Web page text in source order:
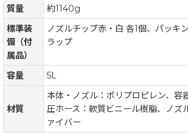
質量
約1140g
標準装
備（付
属品）
ノズルチップ赤・白 各1個、パッキ
ラップ
容量 5L
材質
本体・ノズル：ポリプロピレン、容
圧ホース：軟質ビニール樹脂、ノズ
ァイバー